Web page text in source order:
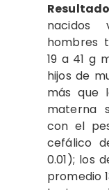
nacidos
hombres
19 a 41 g
hijos de
más que
materna
con el
cefálico
0.01); los
promedio